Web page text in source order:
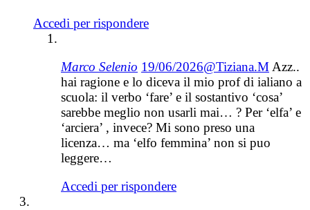
Accedi per rispondere
Marco Selenio 19/06/2026@Tiziana.M Azz..
hai ragione e lo diceva il mio prof di ialiano a
scuola: il verbo ‘fare’ e il sostantivo ‘cosa’
sarebbe meglio non usarli mai… ? Per ‘elfa’ e
‘arciera’ , invece? Mi sono preso una
licenza… ma ‘elfo femmina’ non si puo
leggere…
Accedi per rispondere